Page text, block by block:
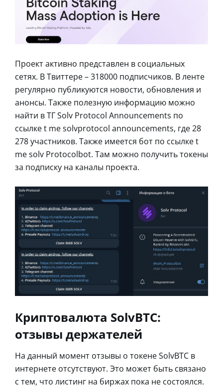
Проект активно представлен в социальных
сетях. В Твиттере – 318000 подписчиков. В ленте
регулярно публикуются новости, обновления и
анонсы. Также полезную информацию можно
найти в ТГ Solv Protocol Announcements по
ссылке t me solvprotocol announcements, где 28
278 участников. Также имеется бот по ссылке t
me solv Protocolbot. Там можно получить токены
за подписку на каналы проекта.
Криптовалюта SolvBTC:
отзывы держателей
На данный момент отзывы о токене SolvBTC в
интернете отсутствуют. Это может быть связано
с тем, что листинг на биржах пока не состоялся.